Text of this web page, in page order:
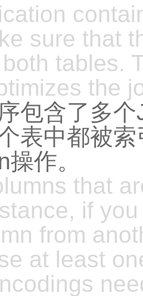
sure that
tables.
the
包含了多
表中都被
作。
that
if
from
at least